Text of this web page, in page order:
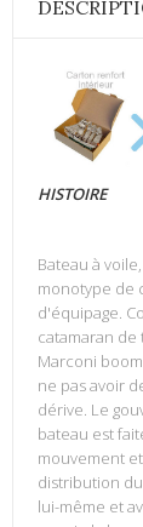
HISTOIRE
Bateau à
monotype de
d'équipage.
catamaran de
Marconi
ne pas avoir
dérive. Le
bateau est
mouvement
distribution
lui-même et